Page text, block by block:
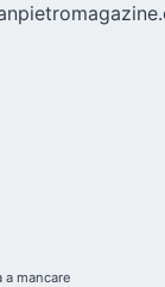
mancare